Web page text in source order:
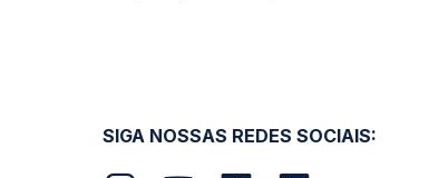
SIGA NOSSAS REDES SOCIAIS: